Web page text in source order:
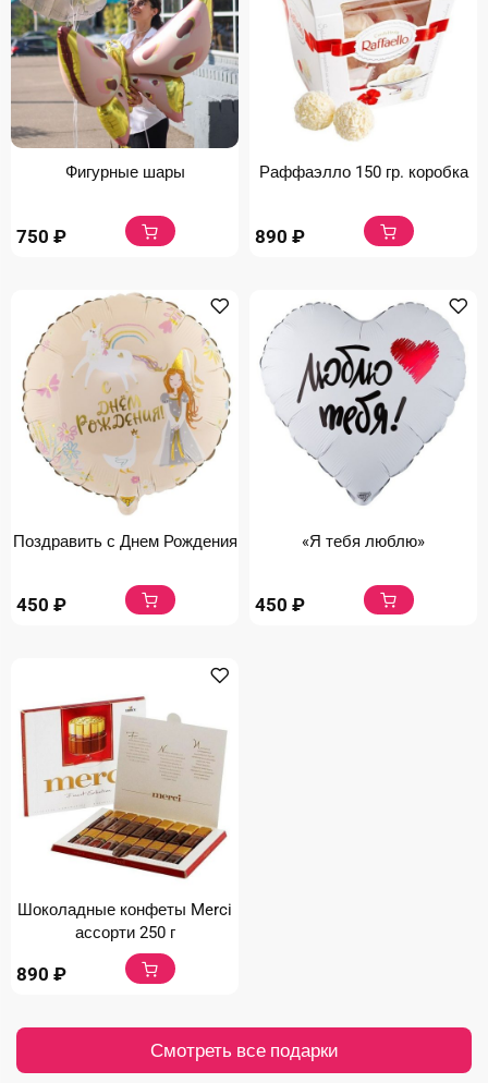
Фигурные шары
750 ₽
Раффаэлло 150 гр. коробка
890 ₽
Поздравить с Днем Рождения
450 ₽
«Я тебя люблю»
450 ₽
Шоколадные конфеты Merci
ассорти 250 г
890 ₽
Смотреть все подарки